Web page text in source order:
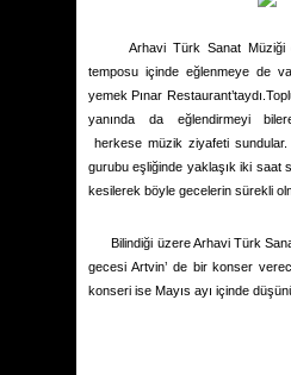
Arhavi Türk Sanat Müziği
temposu içinde eğlenmeye de
yemek Pınar
yanında da eğlendirmeyi
herkese müzik ziyafeti
gurubu eşliğinde yaklaşık iki saat
kesilerek böyle gecelerin sürekli
Bilindiği üzere Arhavi Türk
gecesi Artvin’ de bir konser
konseri ise Mayıs ayı içinde